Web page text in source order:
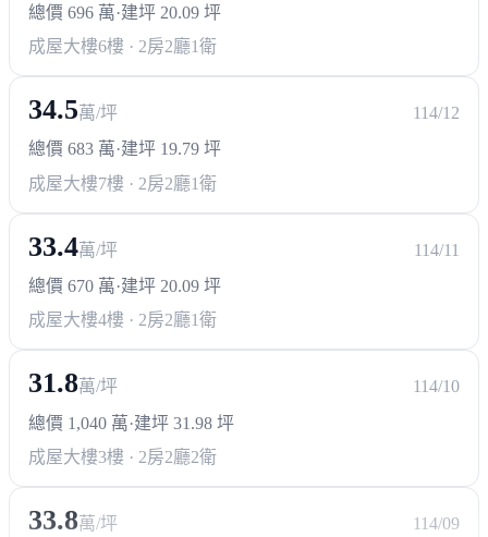
總價 696 萬·建坪 20.09 坪
成屋大樓6樓 · 2房2廳1衛
34.5萬/坪
114/12
總價 683 萬·建坪 19.79 坪
成屋大樓7樓 · 2房2廳1衛
33.4萬/坪
114/11
總價 670 萬·建坪 20.09 坪
成屋大樓4樓 · 2房2廳1衛
31.8萬/坪
114/10
總價 1,040 萬·建坪 31.98 坪
成屋大樓3樓 · 2房2廳2衛
33.8萬/坪
114/09